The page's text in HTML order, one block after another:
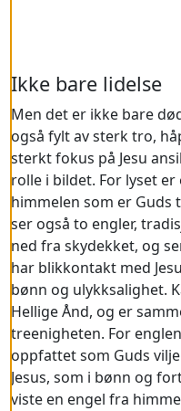
Ikke bare lidelse
Men det er ikke bare
også fylt av sterk tro,
sterkt fokus på Jesu
rolle i bildet. For lyset
himmelen som er Guds
ser også to engler,
ned fra skydekket, og
har blikkontakt med
bønn og ulykksalighet.
Hellige Ånd, og er
treenigheten. For
oppfattet som Guds
Jesus, som i bønn og
viste en engel fra